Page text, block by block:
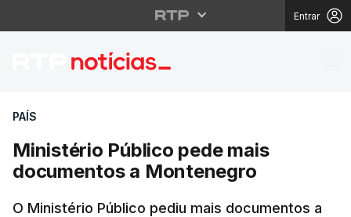
Entrar
Ministério Público
PAÍS
Ministério Público pede mais
documentos a Montenegro
O Ministério Público pediu mais documentos a